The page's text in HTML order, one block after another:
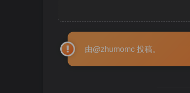
由@zhumomc 投稿。